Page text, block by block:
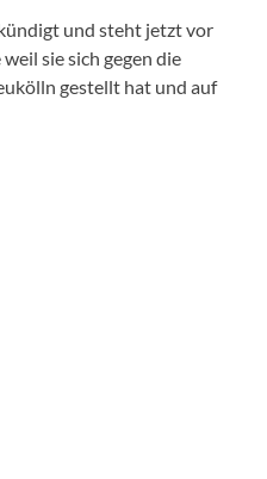
und steht jetzt vor
sie sich gegen die
gestellt hat und auf